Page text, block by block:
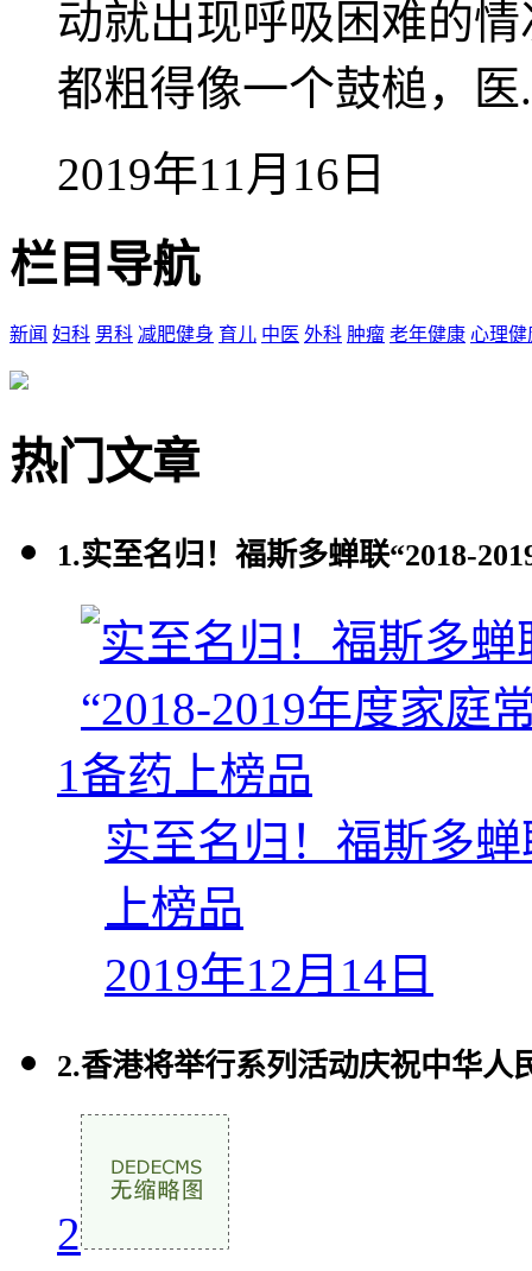
动就出现呼吸困难的
都粗得像一个鼓槌，医
2019年11月16日
栏目导航
新闻 妇科 男科 减肥健身 育儿 中医 外科 肿瘤 老年健康 心理健
热门文章
1.实至名归！福斯多蝉联“2018-
1
实至名归！福斯多
上榜品
2019年12月14日
2.香港将举行系列活动庆祝中华人
2